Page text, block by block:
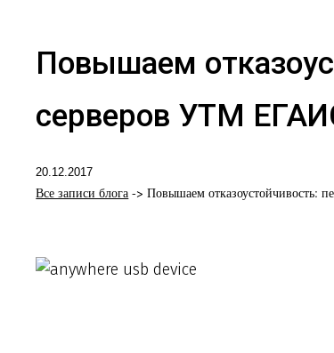
Повышаем
серверов УТМ
20.12.2017
Все записи блога -> Повышаем отказоустойчивость: